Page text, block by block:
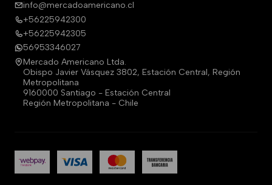
info@mercadoamericano.cl
+56225942300
+56225942305
56953346027
Mercado Americano Ltda.
Obispo Javier Vásquez 3802, Estación Central, Región
Metropolitana
9160000 Santiago - Estación Central
Región Metropolitana - Chile